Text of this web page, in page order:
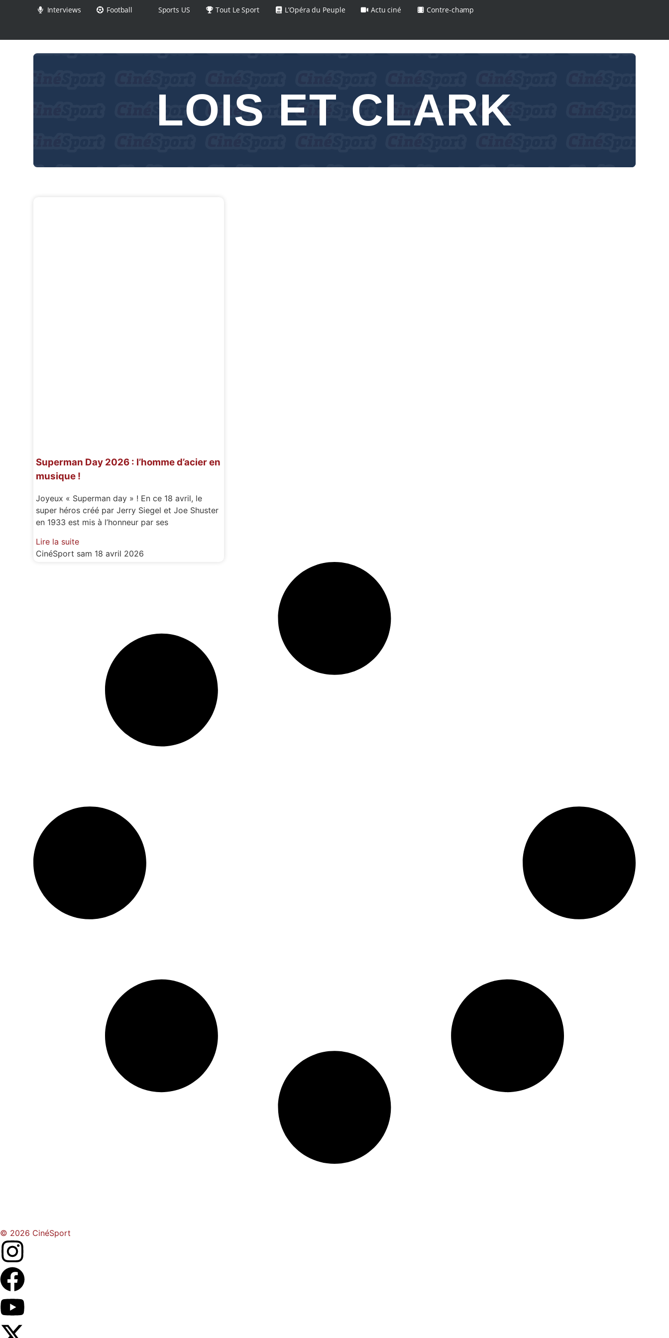
Interviews Football Sports US Tout Le Sport L’Opéra du Peuple Actu ciné Contre-champ
LOIS ET CLARK
Superman Day 2026 : l’homme d’acier en
musique !
Joyeux « Superman day » ! En ce 18 avril, le
super héros créé par Jerry Siegel et Joe Shuster
en 1933 est mis à l’honneur par ses
Lire la suite
CinéSport sam 18 avril 2026
© 2026 CinéSport